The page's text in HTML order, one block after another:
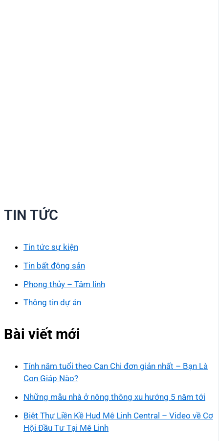
TIN TỨC
Tin tức sự kiện
Tin bất động sản
Phong thủy – Tâm linh
Thông tin dự án
Bài viết mới
Tính năm tuổi theo Can Chi đơn giản nhất – Bạn Là
Con Giáp Nào?
Những mẫu nhà ở nông thông xu hướng 5 năm tới
Biệt Thự Liền Kề Hud Mê Linh Central – Video về Cơ
Hội Đầu Tư Tại Mê Linh